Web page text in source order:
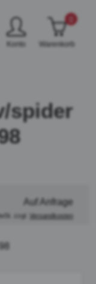
Konto Warenkorb
spider
Auf Anfrage
zzgl. Versandkosten